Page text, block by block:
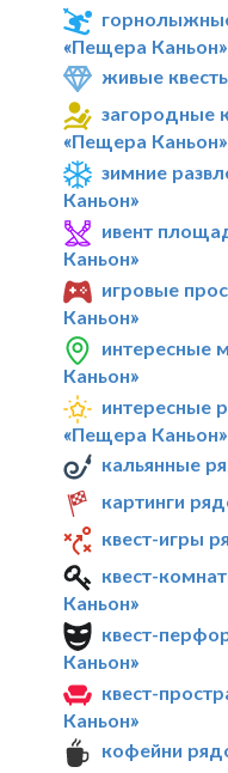
«Пещера Каньон»
живые
загородные
«Пещера Каньон»
зимние
Каньон»
ивент
Каньон»
игровые
Каньон»
интересные
Каньон»
интересные
«Пещера Каньон»
кальянные
картинги
квест-игры
квест-
Каньон»
квест-
Каньон»
квест-
Каньон»
кофейни